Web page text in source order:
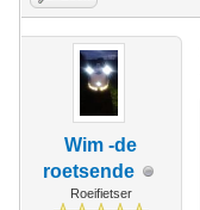
Wim -de
roetsende
Roeifietser